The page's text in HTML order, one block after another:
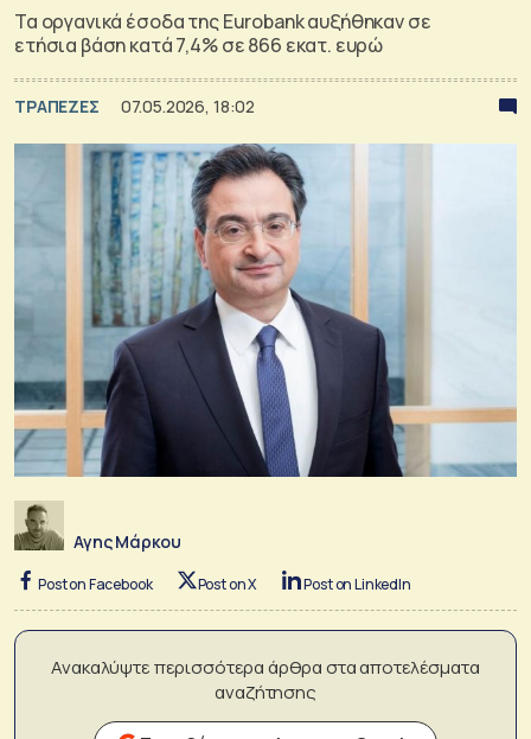
Τα οργανικά έσοδα της Eurobank αυξήθηκαν σε
ετήσια βάση κατά 7,4% σε 866 εκατ. ευρώ
ΤΡΑΠΕΖΕΣ 07.05.2026, 18:02
Αγης Μάρκου
Post on Facebook Post on X Post on LinkedIn
Ανακαλύψτε περισσότερα άρθρα στα αποτελέσματα
αναζήτησης